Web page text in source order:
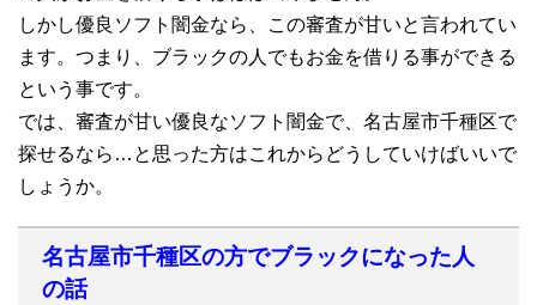
しかし優良ソフト闇金なら、この審査が甘いと言われてい
ます。つまり、ブラックの人でもお金を借りる事ができる
という事です。
では、審査が甘い優良なソフト闇金で、名古屋市千種区で
探せるなら…と思った方はこれからどうしていけばいいで
しょうか。
名古屋市千種区の方でブラックになった人
の話